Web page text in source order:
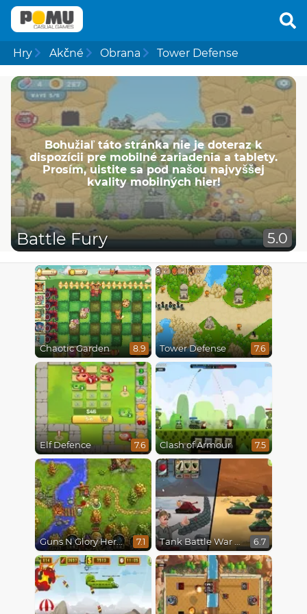
Hry Akčné Obrana Tower Defense
Bohužiaľ táto stránka nie je doteraz k
dispozícii pre mobilné zariadenia a tablety.
Prosím, uistite sa pod našou najvyššej
kvality mobilných hier!
Battle Fury 5.0
Chaotic Garden 8.9 Tower Defense 7.6
Elf Defence 7.6 Clash of Armour 7.5
Guns N Glory Heroes 7.1 Tank Battle War Commander 6.7